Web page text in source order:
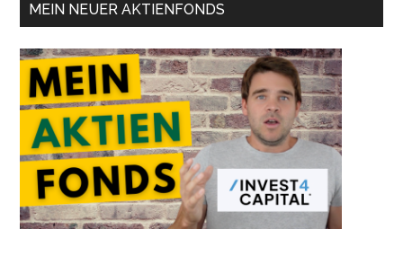
MEIN NEUER AKTIENFONDS